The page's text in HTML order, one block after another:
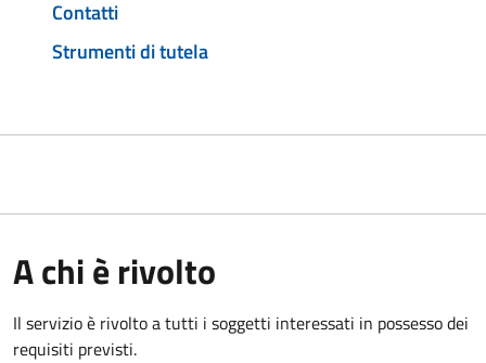
Contatti
Strumenti di tutela
A chi è rivolto
Il servizio è rivolto a tutti i soggetti interessati in possesso dei
requisiti previsti.